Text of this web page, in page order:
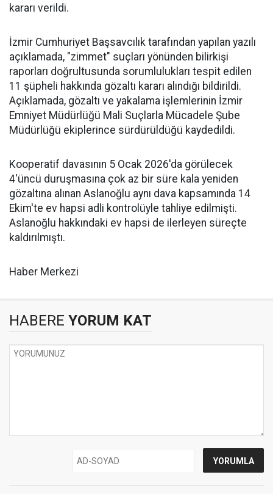
kararı verildi.
İzmir Cumhuriyet Başsavcılık tarafından yapılan yazılı
açıklamada, "zimmet" suçları yönünden bilirkişi
raporları doğrultusunda sorumlulukları tespit edilen
11 şüpheli hakkında gözaltı kararı alındığı bildirildi.
Açıklamada, gözaltı ve yakalama işlemlerinin İzmir
Emniyet Müdürlüğü Mali Suçlarla Mücadele Şube
Müdürlüğü ekiplerince sürdürüldüğü kaydedildi.
Kooperatif davasının 5 Ocak 2026'da görülecek
4'üncü duruşmasına çok az bir süre kala yeniden
gözaltına alınan Aslanoğlu aynı dava kapsamında 14
Ekim'te ev hapsi adli kontrolüyle tahliye edilmişti.
Aslanoğlu hakkındaki ev hapsi de ilerleyen süreçte
kaldırılmıştı.
Haber Merkezi
HABERE YORUM KAT